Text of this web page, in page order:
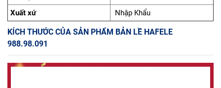
Xuất xứ
Nhập Khẩu
KÍCH THƯỚC CỦA SẢN PHẨM BẢN LỀ HAFELE
988.98.091